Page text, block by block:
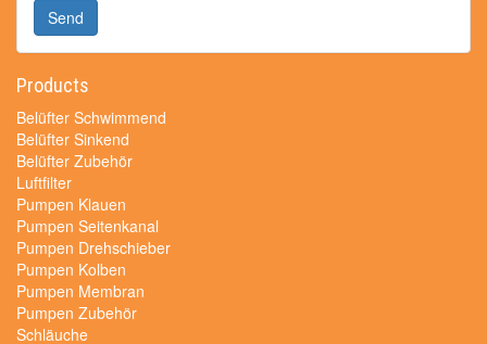
Send
Products
Belüfter Schwimmend
Belüfter Sinkend
Belüfter Zubehör
Luftfilter
Pumpen Klauen
Pumpen Seitenkanal
Pumpen Drehschieber
Pumpen Kolben
Pumpen Membran
Pumpen Zubehör
Schläuche